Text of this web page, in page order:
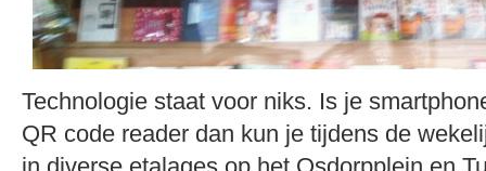
Technologie staat voor niks. Is je
QR code reader dan kun je tijdens de